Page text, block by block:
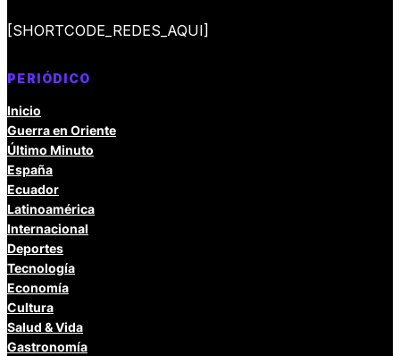
[SHORTCODE_REDES_AQUI]
PERIÓDICO
Inicio
Guerra en Oriente
Último Minuto
España
Ecuador
Latinoamérica
Internacional
Deportes
Tecnología
Economía
Cultura
Salud & Vida
Gastronomía